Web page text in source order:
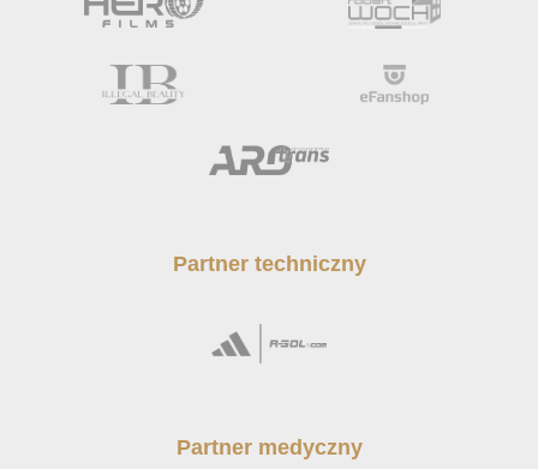
Partner techniczny
Partner medyczny